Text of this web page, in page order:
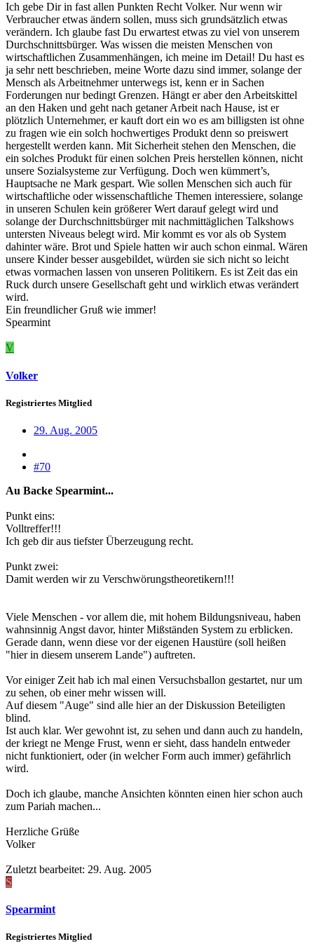
Ich gebe Dir in fast allen Punkten Recht Volker. Nur wenn wir
Verbraucher etwas ändern sollen, muss sich grundsätzlich etwas
verändern. Ich glaube fast Du erwartest etwas zu viel von unserem
Durchschnittsbürger. Was wissen die meisten Menschen von
wirtschaftlichen Zusammenhängen, ich meine im Detail! Du hast es
ja sehr nett beschrieben, meine Worte dazu sind immer, solange der
Mensch als Arbeitnehmer unterwegs ist, kenn er in Sachen
Forderungen nur bedingt Grenzen. Hängt er aber den Arbeitskittel
an den Haken und geht nach getaner Arbeit nach Hause, ist er
plötzlich Unternehmer, er kauft dort ein wo es am billigsten ist ohne
zu fragen wie ein solch hochwertiges Produkt denn so preiswert
hergestellt werden kann. Mit Sicherheit stehen den Menschen, die
ein solches Produkt für einen solchen Preis herstellen können, nicht
unsere Sozialsysteme zur Verfügung. Doch wen kümmert’s,
Hauptsache ne Mark gespart. Wie sollen Menschen sich auch für
wirtschaftliche oder wissenschaftliche Themen interessiere, solange
in unseren Schulen kein größerer Wert darauf gelegt wird und
solange der Durchschnittsbürger mit nachmittäglichen Talkshows
untersten Niveaus belegt wird. Mir kommt es vor als ob System
dahinter wäre. Brot und Spiele hatten wir auch schon einmal. Wären
unsere Kinder besser ausgebildet, würden sie sich nicht so leicht
etwas vormachen lassen von unseren Politikern. Es ist Zeit das ein
Ruck durch unsere Gesellschaft geht und wirklich etwas verändert
wird.
Ein freundlicher Gruß wie immer!
Spearmint
V
Volker
Registriertes Mitglied
29. Aug. 2005
#70
Au Backe Spearmint...
Punkt eins:
Volltreffer!!!
Ich geb dir aus tiefster Überzeugung recht.
Punkt zwei:
Damit werden wir zu Verschwörungstheoretikern!!!
Viele Menschen - vor allem die, mit hohem Bildungsniveau, haben
wahnsinnig Angst davor, hinter Mißständen System zu erblicken.
Gerade dann, wenn diese vor der eigenen Haustüre (soll heißen
"hier in diesem unserem Lande") auftreten.
Vor einiger Zeit hab ich mal einen Versuchsballon gestartet, nur um
zu sehen, ob einer mehr wissen will.
Auf diesem "Auge" sind alle hier an der Diskussion Beteiligten
blind.
Ist auch klar. Wer gewohnt ist, zu sehen und dann auch zu handeln,
der kriegt ne Menge Frust, wenn er sieht, dass handeln entweder
nicht funktioniert, oder (in welcher Form auch immer) gefährlich
wird.
Doch ich glaube, manche Ansichten könnten einen hier schon auch
zum Pariah machen...
Herzliche Grüße
Volker
Zuletzt bearbeitet: 29. Aug. 2005
S
Spearmint
Registriertes Mitglied